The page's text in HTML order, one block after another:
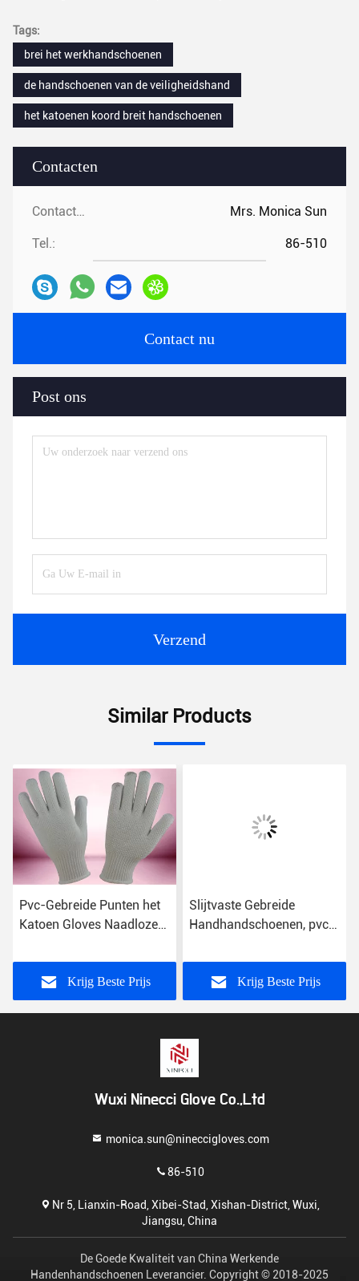
Contacten
Contacten: Mrs. Monica Sun
Tel.: 86-510
Contact nu
Post ons
Verzend
Tags:
brei het werkhandschoenen
de handschoenen van de veiligheidshand
het katoenen koord breit handschoenen
Similar Products
Pvc-Gebreide Punten het
Katoen Gloves Naadloze
Materialen
Krijg Beste Prijs
Slijtvaste Gebreide
Handhandschoenen, pvc
Handschoenen Vrije
SteekproevenKrijg Beste Prijs
Wuxi Ninecci Glove Co.,Ltd
monica.sun@nineccigloves.com
86-510
Nr 5, Lianxin-Road, Xibei-Stad, Xishan-District, Wuxi,
Jiangsu, China
De Goede Kwaliteit van China Werkende
Handenhandschoenen Leverancier. Copyright © 2018-2025